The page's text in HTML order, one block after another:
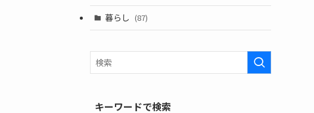
暮らし (87)
キーワードで検索